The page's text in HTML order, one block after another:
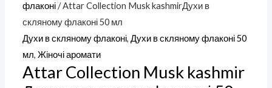
флаконі/ Attar Collection Musk kashmirДухи в
скляному флаконі 50 мл
Духи в скляному флаконі,Духи в скляному флаконі 50
мл,Жіночі аромати
Attar Collection Musk kashmir